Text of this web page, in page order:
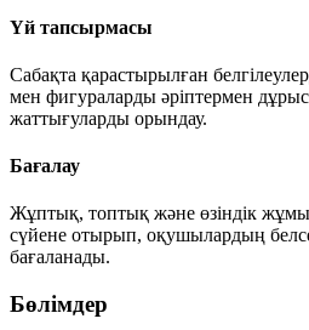
Үй тапсырмасы
Сабақта қарастырылған
мен фигураларды әріптермен дұрыс
жаттығуларды орындау.
Бағалау
Жұптық, топтық және өзіндік
сүйене отырып, оқушылардың
бағаланады.
Бөлімдер